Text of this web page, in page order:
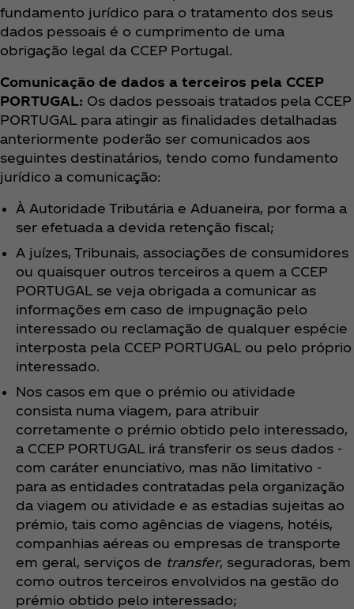
fundamento jurídico para o tratamento dos seus
dados pessoais é o cumprimento de uma
obrigação legal da CCEP Portugal.
Comunicação de dados a terceiros pela CCEP
PORTUGAL: Os dados pessoais tratados pela CCEP
PORTUGAL para atingir as finalidades detalhadas
anteriormente poderão ser comunicados aos
seguintes destinatários, tendo como fundamento
jurídico a comunicação:
À Autoridade Tributária e Aduaneira, por forma a
ser efetuada a devida retenção fiscal;
A juízes, Tribunais, associações de consumidores
ou quaisquer outros terceiros a quem a CCEP
PORTUGAL se veja obrigada a comunicar as
informações em caso de impugnação pelo
interessado ou reclamação de qualquer espécie
interposta pela CCEP PORTUGAL ou pelo próprio
interessado.
Nos casos em que o prémio ou atividade
consista numa viagem, para atribuir
corretamente o prémio obtido pelo interessado,
a CCEP PORTUGAL irá transferir os seus dados -
com caráter enunciativo, mas não limitativo -
para as entidades contratadas pela organização
da viagem ou atividade e as estadias sujeitas ao
prémio, tais como agências de viagens, hotéis,
companhias aéreas ou empresas de transporte
em geral, serviços de transfer, seguradoras, bem
como outros terceiros envolvidos na gestão do
prémio obtido pelo interessado;